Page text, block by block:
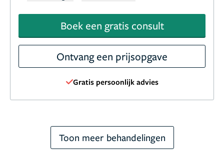
Boek een gratis consult
Ontvang een prijsopgave
Gratis persoonlijk advies
Toon meer behandelingen